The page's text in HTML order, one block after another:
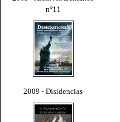
n°11
2009 - Disidencias